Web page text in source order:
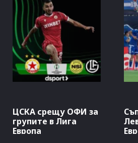
ЦСКА срещу ОФИ за
групите в Лига
Европа